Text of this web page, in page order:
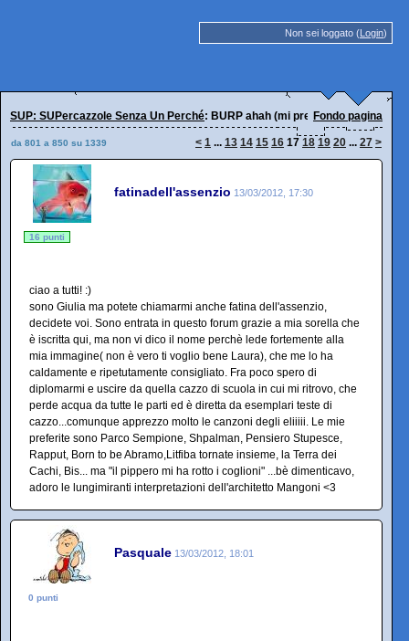
Non sei loggato (Login)
SUP: SUPercazzole Senza Un Perché: BURP ahah (mi presento)Fondo pagina
da 801 a 850 su 1339 < 1 ... 13 14 15 16 17 18 19 20 ... 27 >
fatinadell'assenzio 13/03/2012, 17:30
16 punti
ciao a tutti! :)
sono Giulia ma potete chiamarmi anche fatina dell'assenzio,
decidete voi. Sono entrata in questo forum grazie a mia sorella che
è iscritta qui, ma non vi dico il nome perchè lede fortemente alla
mia immagine( non è vero ti voglio bene Laura), che me lo ha
caldamente e ripetutamente consigliato. Fra poco spero di
diplomarmi e uscire da quella cazzo di scuola in cui mi ritrovo, che
perde acqua da tutte le parti ed è diretta da esemplari teste di
cazzo...comunque apprezzo molto le canzoni degli eliiiii. Le mie
preferite sono Parco Sempione, Shpalman, Pensiero Stupesce,
Rapput, Born to be Abramo,Litfiba tornate insieme, la Terra dei
Cachi, Bis... ma "il pippero mi ha rotto i coglioni" ...bè dimenticavo,
adoro le lungimiranti interpretazioni dell'architetto Mangoni <3
Pasquale 13/03/2012, 18:01
0 punti